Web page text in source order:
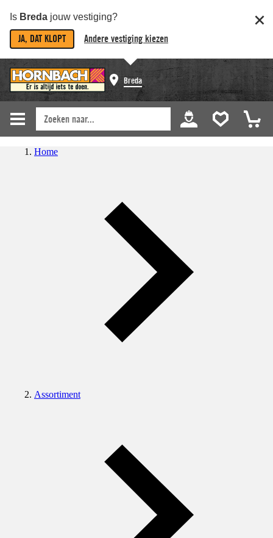
Is Breda jouw vestiging?
JA, DAT KLOPT Andere vestiging kiezen
Breda
Home
Assortiment